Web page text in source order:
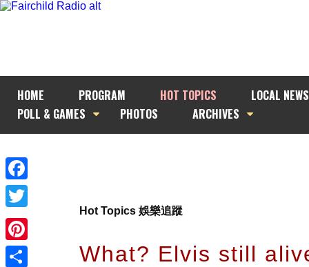
HOME PROGRAM HOT TOPICS
LOCAL NEWS
POLL & GAMES
PHOTOS ARCHIVES
Facebook
Twitter
Pinterest
Hot Topics 娛樂追蹤
What? Elvis still